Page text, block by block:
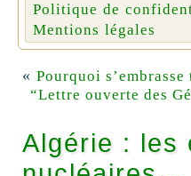
Politique de
Mentions légales
« Pourquoi
“Lettre ouverte des
Algérie : les